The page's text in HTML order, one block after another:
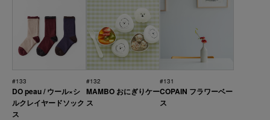
#133
DO peau / ウール×シ
ルクレイヤードソック
ス
#132
MAMBO おにぎりケー
ス
#131
COPAIN フラワーベー
ス